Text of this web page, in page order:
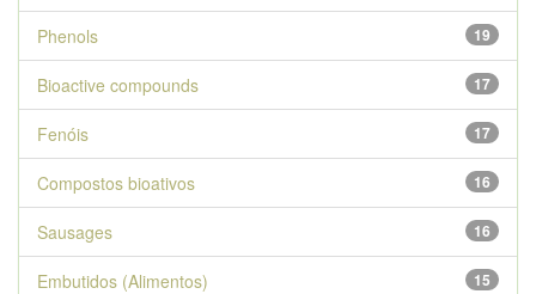
19
Phenols
17
Bioactive compounds
17
Fenóis
16
Compostos bioativos
16
Sausages
15
Embutidos (Alimentos)